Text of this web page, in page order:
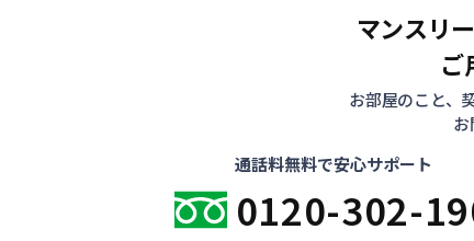
マンスリ
ご
お部屋のこと、
通話料無料で安心サポート
0120-302-